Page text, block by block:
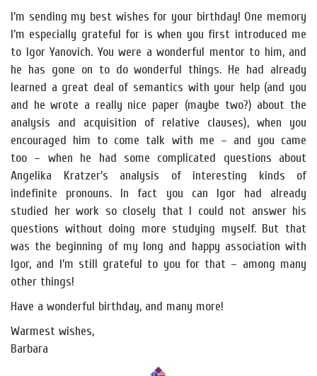
I’m sending my best wishes for your birthday! One memory
I’m especially grateful for is when you first introduced me
to Igor Yanovich. You were a wonderful mentor to him, and
he has gone on to do wonderful things. He had already
learned a great deal of semantics with your help (and you
and he wrote a really nice paper (maybe two?) about the
analysis and acquisition of relative clauses), when you
encouraged him to come talk with me – and you came
too – when he had some complicated questions about
Angelika Kratzer’s analysis of interesting kinds of
indefinite pronouns. In fact you can Igor had already
studied her work so closely that I could not answer his
questions without doing more studying myself. But that
was the beginning of my long and happy association with
Igor, and I’m still grateful to you for that – among many
other things!
Have a wonderful birthday, and many more!
Warmest wishes,
Barbara